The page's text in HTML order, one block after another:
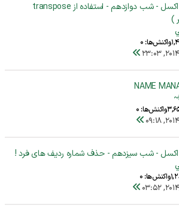
هزار و یک شب اکسل - شب دوازدهم - استفاده از transpose
)
واکنش‌ها: 0
2014/
واکنش‌ها: 0
2014/
- شب سیزدهم - حذف شماره ردیف های فرد !
واکنش‌ها: 0
2014/